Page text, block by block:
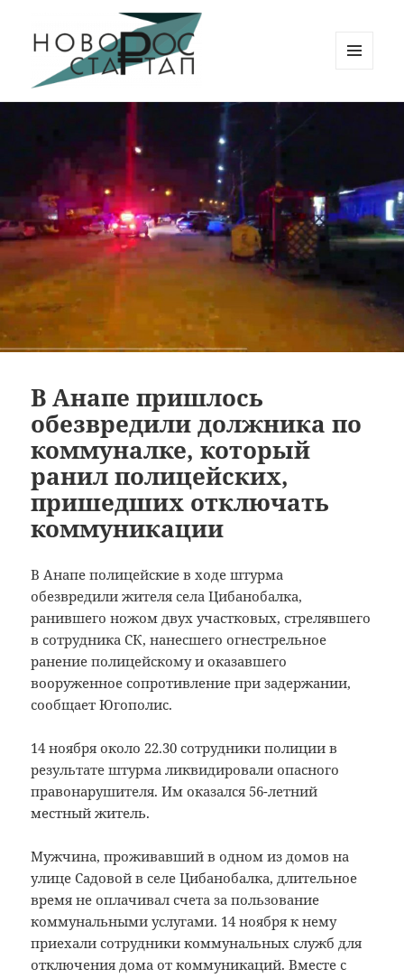
Новорос Стартап
ВИДЖЕТЫ
В Анапе пришлось
обезвредили должника по
коммуналке, который
ранил полицейских,
пришедших отключать
коммуникации
В Анапе полицейские в ходе штурма
обезвредили жителя села Цибанобалка,
ранившего ножом двух участковых, стрелявшего
в сотрудника СК, нанесшего огнестрельное
ранение полицейскому и оказавшего
вооруженное сопротивление при задержании,
сообщает Югополис.
14 ноября около 22.30 сотрудники полиции в
результате штурма ликвидировали опасного
правонарушителя. Им оказался 56-летний
местный житель.
Мужчина, проживавший в одном из домов на
улице Садовой в селе Цибанобалка, длительное
время не оплачивал счета за пользование
коммунальными услугами. 14 ноября к нему
приехали сотрудники коммунальных служб для
отключения дома от коммуникаций. Вместе с